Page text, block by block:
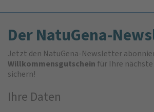
Der NatuGena-
Jetzt den NatuGena-Newsletter
Willkommensgutschein für Ihre
sichern!
Ihre Daten